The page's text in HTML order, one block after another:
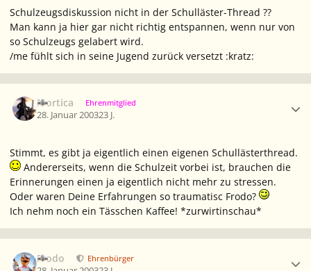
Schulzeugsdiskussion nicht in der Schulläster-Thread ??
Man kann ja hier gar nicht richtig entspannen, wenn nur von
so Schulzeugs gelabert wird.
/me fühlt sich in seine Jugend zurück versetzt :kratz:
Mortica Ehrenmitglied
28. Januar 200323 J.
Stimmt, es gibt ja eigentlich einen eigenen Schullästerthread.
Andererseits, wenn die Schulzeit vorbei ist, brauchen die
Erinnerungen einen ja eigentlich nicht mehr zu stressen.
Oder waren Deine Erfahrungen so traumatisc Frodo?
Ich nehm noch ein Tässchen Kaffee! *zurwirtinschau*
Frodo Ehrenbürger